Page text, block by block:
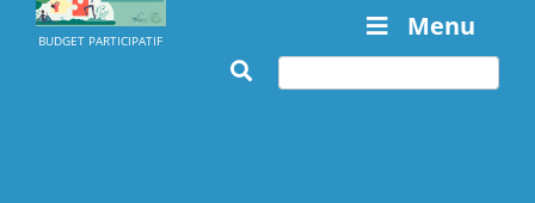
BUDGET PARTICIPATIF Menu